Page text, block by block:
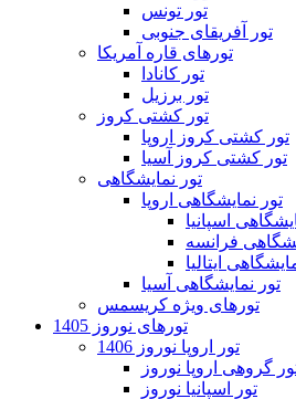
تور تونس
تور آفریقای جنوبی
تورهای قاره آمریکا
تور کانادا
تور برزیل
تور کشتی کروز
تور کشتی کروز اروپا
تور کشتی کروز آسیا
تور نمایشگاهی
تور نمایشگاهی اروپا
اسپانیا
فرانسه
ایتالیا
تور نمایشگاهی آسیا
تورهای ویژه کریسمس
تورهای نوروز 1405
تور اروپا نوروز 1406
گروهی اروپا نوروز
تور اسپانیا نوروز